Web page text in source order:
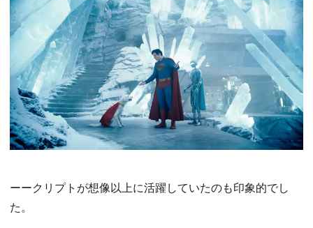
ーークリプトが想像以上に活躍していたのも印象的でし
た。